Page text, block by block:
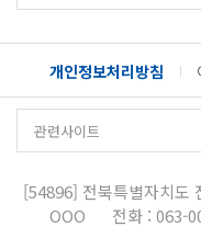
개인정보처리방침
[54896] 전북특별자치도
OOO
전화 : 063-